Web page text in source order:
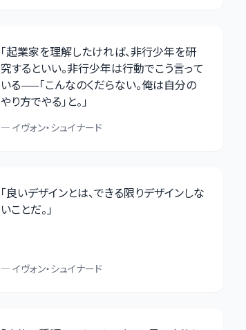
「起業家を理解したければ、非行少年を研
究するといい。非行少年は行動でこう言って
いる——「こんなのくだらない。俺は自分の
やり方でやる」と。」
—イヴォン・シュイナード
「良いデザインとは、できる限りデザインしな
いことだ。」
—イヴォン・シュイナード